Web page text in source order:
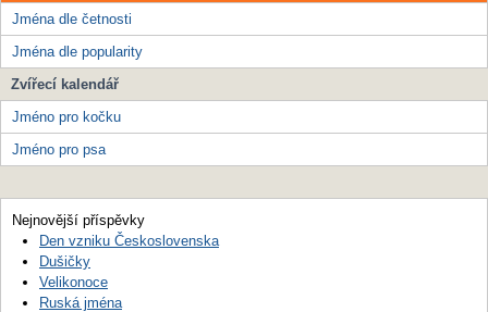
Jména dle četnosti
Jména dle popularity
Zvířecí kalendář
Jméno pro kočku
Jméno pro psa
Nejnovější příspěvky
Den vzniku Československa
Dušičky
Velikonoce
Ruská jména